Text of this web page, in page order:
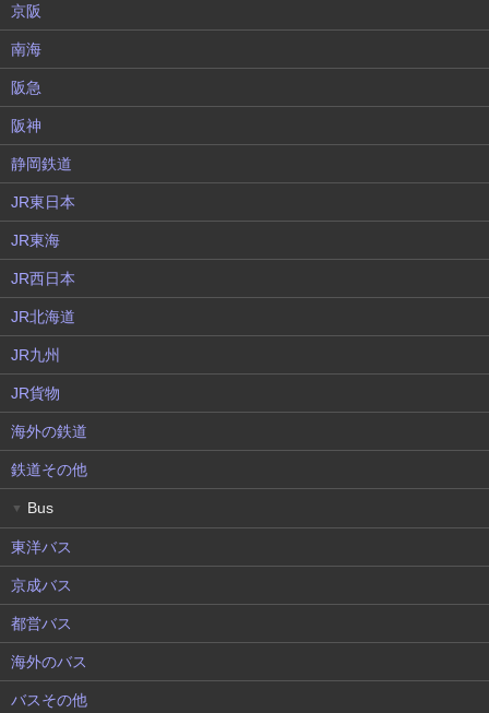
京阪
南海
阪急
阪神
静岡鉄道
JR東日本
JR東海
JR西日本
JR北海道
JR九州
JR貨物
海外の鉄道
鉄道その他
▼ Bus
東洋バス
京成バス
都営バス
海外のバス
バスその他